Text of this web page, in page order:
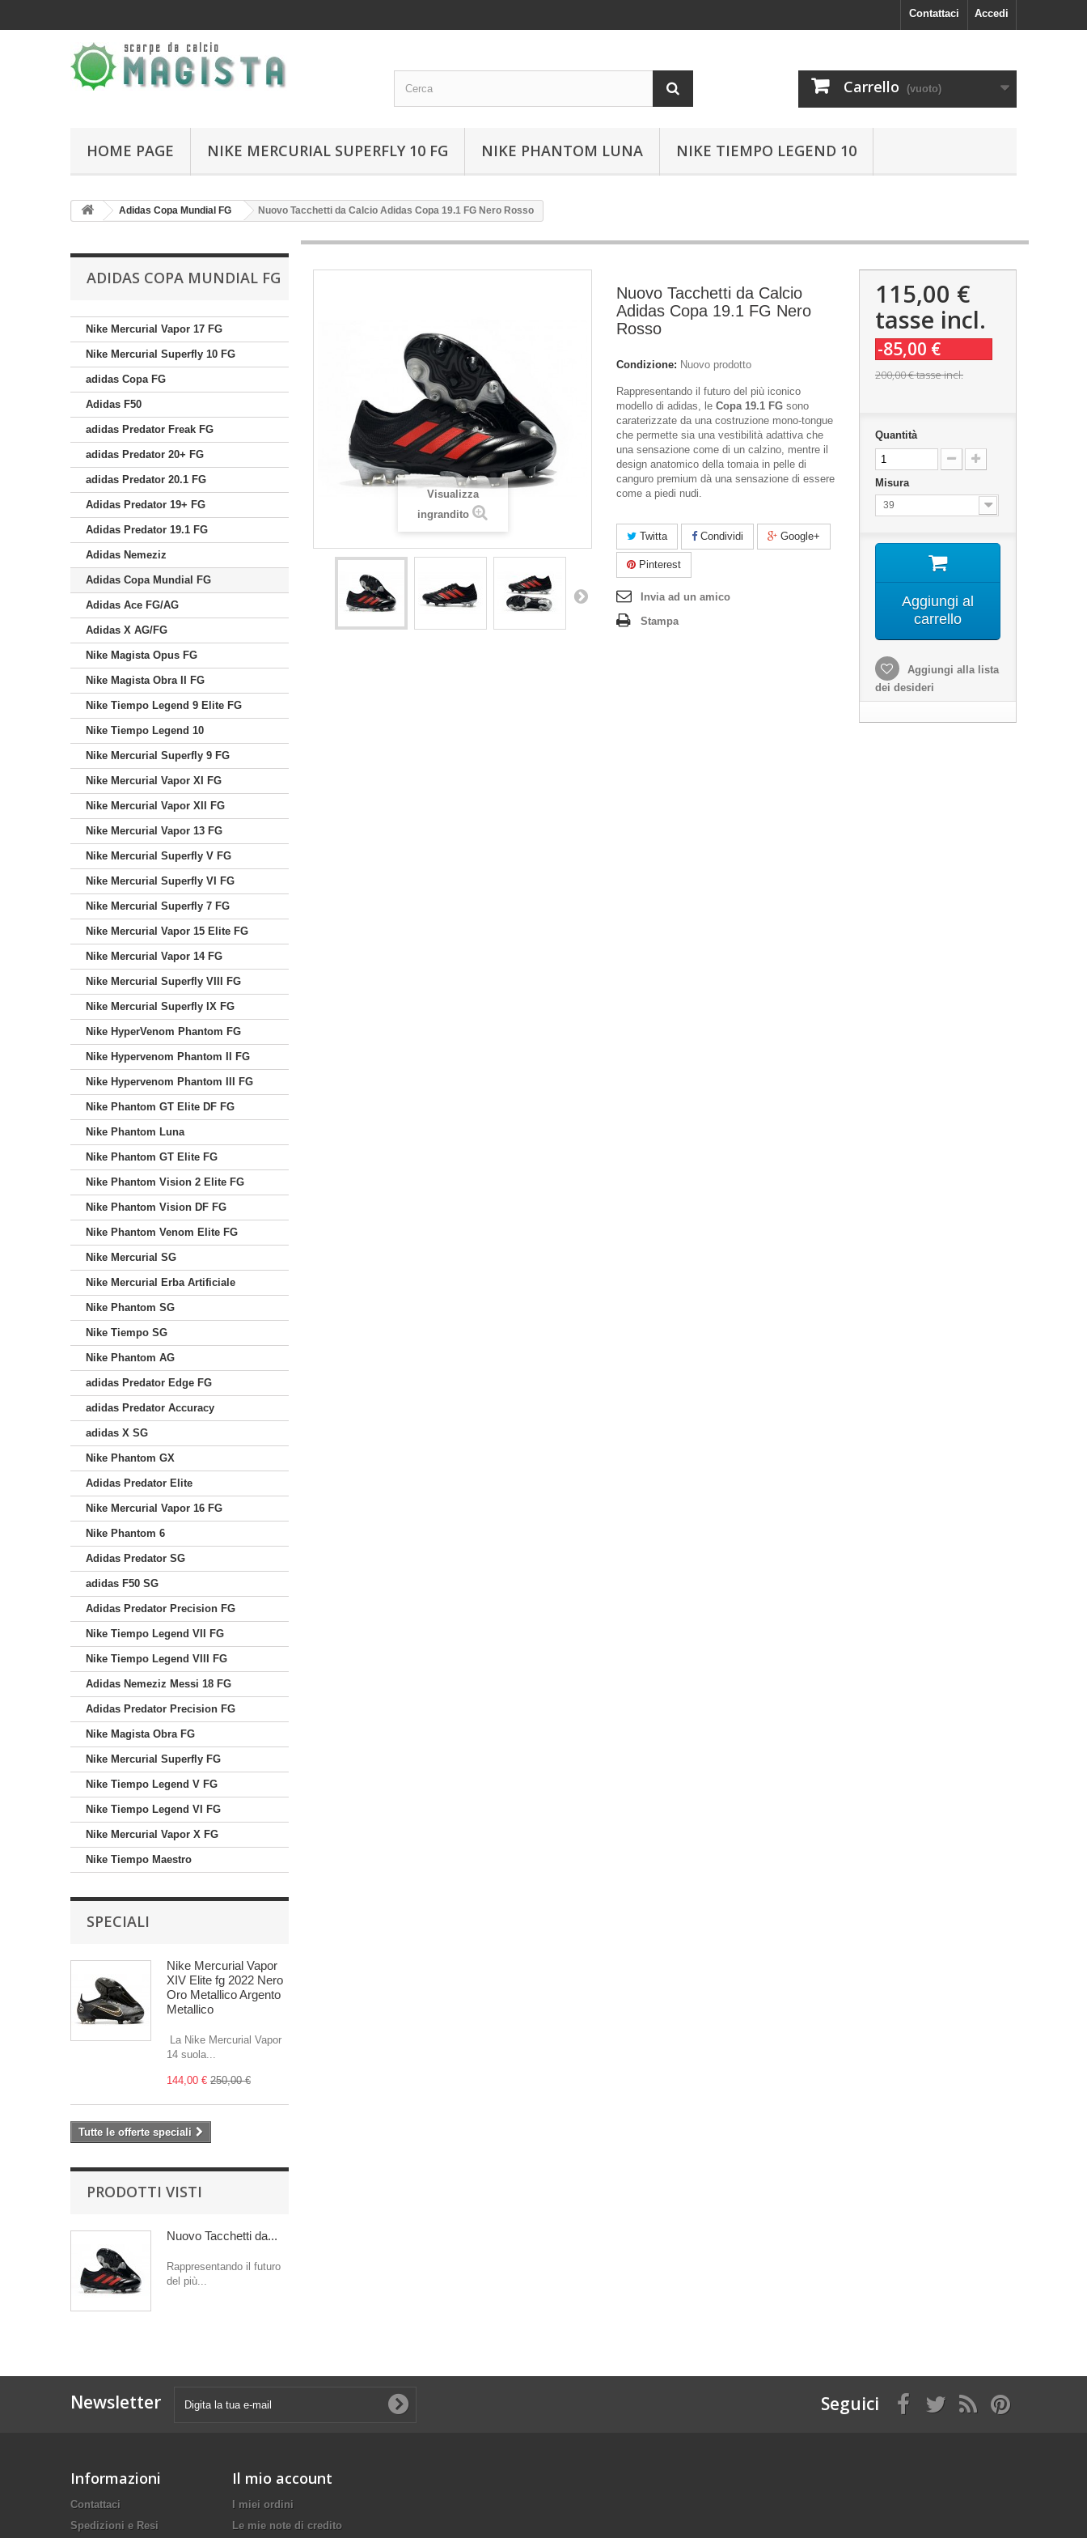
Accedi
Contattaci
Carrello (vuoto)
HOME PAGE NIKE MERCURIAL SUPERFLY 10 FG NIKE PHANTOM LUNA NIKE TIEMPO LEGEND 10
Adidas Copa Mundial FG Nuovo Tacchetti da Calcio Adidas Copa 19.1 FG Nero Rosso
ADIDAS COPA MUNDIAL FG
Nike Mercurial Vapor 17 FG
Nike Mercurial Superfly 10 FG
adidas Copa FG
Adidas F50
adidas Predator Freak FG
adidas Predator 20+ FG
adidas Predator 20.1 FG
Adidas Predator 19+ FG
Adidas Predator 19.1 FG
Adidas Nemeziz
Adidas Copa Mundial FG
Adidas Ace FG/AG
Adidas X AG/FG
Nike Magista Opus FG
Nike Magista Obra II FG
Nike Tiempo Legend 9 Elite FG
Nike Tiempo Legend 10
Nike Mercurial Superfly 9 FG
Nike Mercurial Vapor XI FG
Nike Mercurial Vapor XII FG
Nike Mercurial Vapor 13 FG
Nike Mercurial Superfly V FG
Nike Mercurial Superfly VI FG
Nike Mercurial Superfly 7 FG
Nike Mercurial Vapor 15 Elite FG
Nike Mercurial Vapor 14 FG
Nike Mercurial Superfly VIII FG
Nike Mercurial Superfly IX FG
Nike HyperVenom Phantom FG
Nike Hypervenom Phantom II FG
Nike Hypervenom Phantom III FG
Nike Phantom GT Elite DF FG
Nike Phantom Luna
Nike Phantom GT Elite FG
Nike Phantom Vision 2 Elite FG
Nike Phantom Vision DF FG
Nike Phantom Venom Elite FG
Nike Mercurial SG
Nike Mercurial Erba Artificiale
Nike Phantom SG
Nike Tiempo SG
Nike Phantom AG
adidas Predator Edge FG
adidas Predator Accuracy
adidas X SG
Nike Phantom GX
Adidas Predator Elite
Nike Mercurial Vapor 16 FG
Nike Phantom 6
Adidas Predator SG
adidas F50 SG
Adidas Predator Precision FG
Nike Tiempo Legend VII FG
Nike Tiempo Legend VIII FG
Adidas Nemeziz Messi 18 FG
Adidas Predator Precision FG
Nike Magista Obra FG
Nike Mercurial Superfly FG
Nike Tiempo Legend V FG
Nike Tiempo Legend VI FG
Nike Mercurial Vapor X FG
Nike Tiempo Maestro
SPECIALI
Nike Mercurial Vapor
XIV Elite fg 2022 Nero
Oro Metallico Argento
Metallico
La Nike Mercurial Vapor
14 suola...
144,00 € 250,00 €
Tutte le offerte speciali
PRODOTTI VISTI
Nuovo Tacchetti da...
Rappresentando il futuro
del più...
Visualizza
ingrandito
Nuovo Tacchetti da Calcio
Adidas Copa 19.1 FG Nero
Rosso
Condizione: Nuovo prodotto
Rappresentando il futuro del più iconico
modello di adidas, le Copa 19.1 FG sono
caraterizzate da una costruzione mono-tongue
che permette sia una vestibilità adattiva che
una sensazione come di un calzino, mentre il
design anatomico della tomaia in pelle di
canguro premium dà una sensazione di essere
come a piedi nudi.
Twitta Condividi Google+
Pinterest
Invia ad un amico
Stampa
115,00 €
tasse incl.
-85,00 €
200,00 €tasse incl.
Quantità
Misura
39
Aggiungi al
carrello
Aggiungi alla lista
dei desideri
Newsletter Seguici
Informazioni
Contattaci
Spedizioni e Resi
Il mio account
I miei ordini
Le mie note di credito